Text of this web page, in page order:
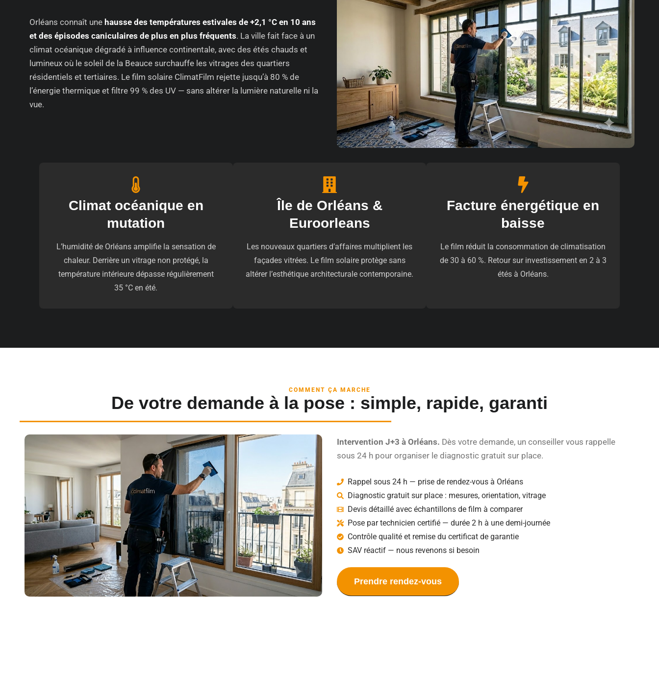
Orléans connaît une hausse des températures estivales de +2,1 °C en 10 ans
et des épisodes caniculaires de plus en plus fréquents. La ville fait face à un
climat océanique dégradé à influence continentale, avec des étés chauds et
lumineux où le soleil de la Beauce surchauffe les vitrages des quartiers
résidentiels et tertiaires. Le film solaire ClimatFilm rejette jusqu’à 80 % de
l’énergie thermique et filtre 99 % des UV — sans altérer la lumière naturelle ni la
vue.
Climat océanique en
mutation
L’humidité de Orléans amplifie la sensation de
chaleur. Derrière un vitrage non protégé, la
température intérieure dépasse régulièrement
35 °C en été.
Île de Orléans &
Euroorleans
Les nouveaux quartiers d’affaires multiplient les
façades vitrées. Le film solaire protège sans
altérer l’esthétique architecturale contemporaine.
Facture énergétique en
baisse
Le film réduit la consommation de climatisation
de 30 à 60 %. Retour sur investissement en 2 à 3
étés à Orléans.
COMMENT ÇA MARCHE
De votre demande à la pose : simple, rapide, garanti
Intervention J+3 à Orléans. Dès votre demande, un conseiller vous rappelle
sous 24 h pour organiser le diagnostic gratuit sur place.
Rappel sous 24 h — prise de rendez-vous à Orléans
Diagnostic gratuit sur place : mesures, orientation, vitrage
Devis détaillé avec échantillons de film à comparer
Pose par technicien certifié — durée 2 h à une demi-journée
Contrôle qualité et remise du certificat de garantie
SAV réactif — nous revenons si besoin
Prendre rendez-vous